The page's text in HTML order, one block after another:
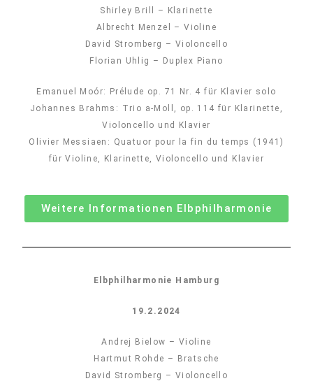
Shirley Brill – Klarinette
Albrecht Menzel – Violine
David Stromberg – Violoncello
Florian Uhlig – Duplex Piano
Emanuel Moór: Prélude op. 71 Nr. 4 für Klavier solo
Johannes Brahms: Trio a-Moll, op. 114 für Klarinette,
Violoncello und Klavier
Olivier Messiaen: Quatuor pour la fin du temps (1941)
für Violine, Klarinette, Violoncello und Klavier
Weitere Informationen Elbphilharmonie
Elbphilharmonie Hamburg
19.2.2024
Andrej Bielow – Violine
Hartmut Rohde – Bratsche
David Stromberg – Violoncello